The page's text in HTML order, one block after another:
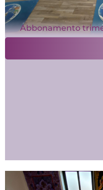
Abbonamento